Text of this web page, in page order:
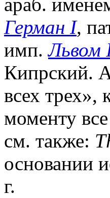
араб.
Герман I,
имп.Львом
Кипрский.
всех трех»,
моменту
cм. также:
основании
г.